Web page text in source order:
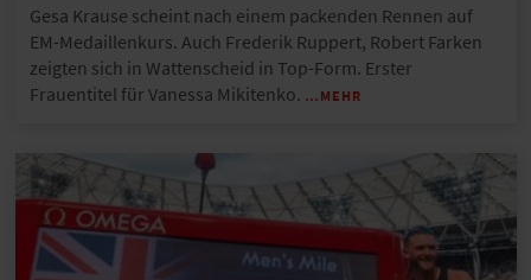
Gesa Krause scheint nach einem packenden Rennen auf
EM-Medaillenkurs. Auch Frederik Ruppert, Robert Farken
zeigten sich in Wattenscheid in Top-Form. Erster
Frauentitel für Vanessa Mikitenko. …MEHR